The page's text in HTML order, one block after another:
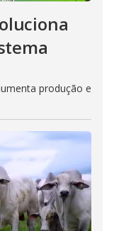
produção e